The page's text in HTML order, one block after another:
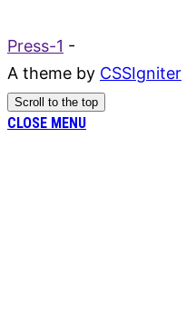
Press-1 -
A theme by CSSIgniter
Scroll to the top
CLOSE MENU